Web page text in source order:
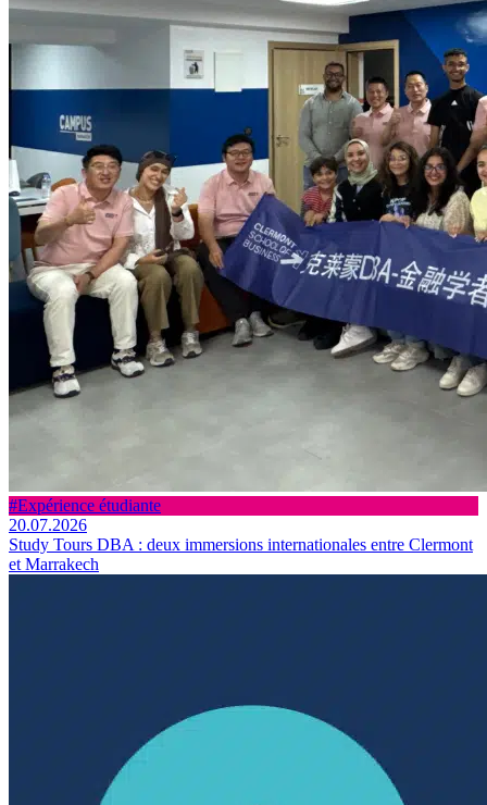
#Expérience étudiante
20.07.2026
Study Tours DBA : deux immersions internationales entre Clermont
et Marrakech